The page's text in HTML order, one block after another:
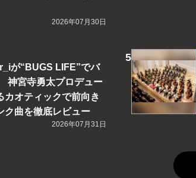
2026年07月30日
が“BUGS LIFE”でバ
神宮寺勇太プロデュー
カオティックで前向き
ク曲を徹底レビュー
2026年07月31日